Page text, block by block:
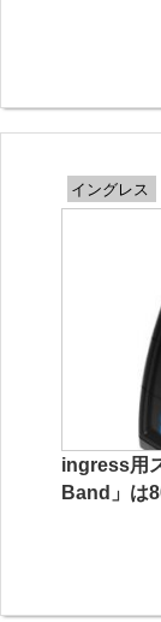
イングレス
ingress用
Band」は